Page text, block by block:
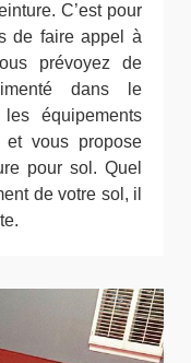
C’est pour
de faire appel à
prévoyez de
dans le
équipements
et vous propose
pour sol. Quel
de votre sol, il